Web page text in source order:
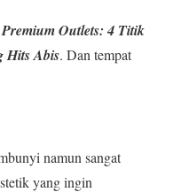
Outlets: 4 Titik
Hits Abis. Dan tempat
namun sangat
yang ingin